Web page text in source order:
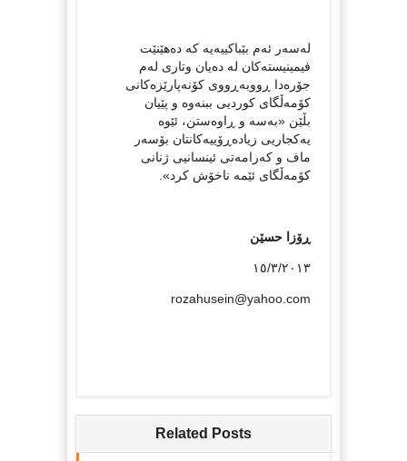
لەسەر ئەم بێباکییەیە کە دەهێنێت
فیمینیستەکان لە دەیان وتاری لەم
جۆرەدا ڕووبەڕووی کۆنەپارێزەکانی
کۆمەڵگای کوردیی ببنەوە و پێیان
بڵێن «بەسە و ڕاوەستن، ئێوە
یەکجاریی زیادەڕۆییەکانتان بۆسەر
ماف و کەرامەتی ئینسانیی ژنانی
کۆمەڵگای ئێمە ناخۆش کرد».
ڕۆزا حسێن
١٥/٣/٢٠١٣
rozahusein@yahoo.com
Related Posts